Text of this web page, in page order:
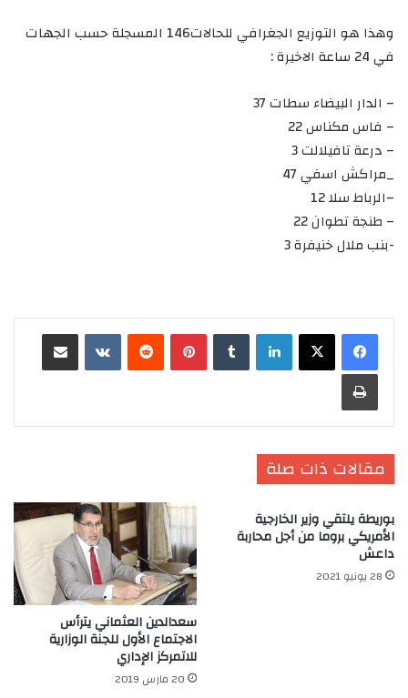
وهذا هو التوزيع الجغرافي للحالات146 المسجلة حسب الجهات
في 24 ساعة الاخيرة :
– الدار البيضاء سطات 37
– فاس مكناس 22
– درعة تافيلالت 3
_مراكش اسفي 47
–الرباط سلا 12
– طنجة تطوان 22
-بنب ملال خنيفرة 3
لينكدإن بينتيريست
طباعة
مقالات ذات صلة
بوريطة يلتقي وزير الخارجية
الأمريكي بروما من أجل محاربة
داعش
28 يونيو 2021
سعدالدين العثماني يترأس
الاجتماع الأول للجنة الوزارية
للاتمركز الإداري
20 مارس 2019